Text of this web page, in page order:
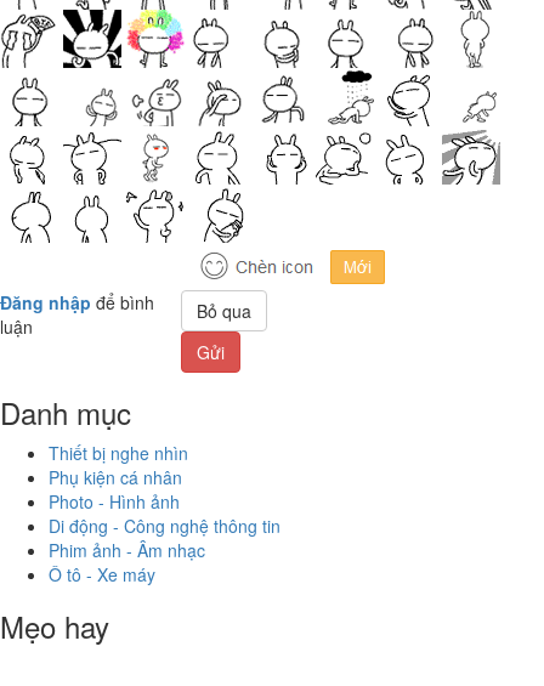
Đăng nhập để bình
luận
Bỏ qua
Gửi
Danh mục
Thiết bị nghe nhìn
Phụ kiện cá nhân
Photo - Hình ảnh
Di động - Công nghệ thông tin
Phim ảnh - Âm nhạc
Ô tô - Xe máy
Mẹo hay